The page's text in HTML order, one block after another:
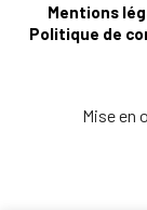
Mentions
Politique de
Mise en